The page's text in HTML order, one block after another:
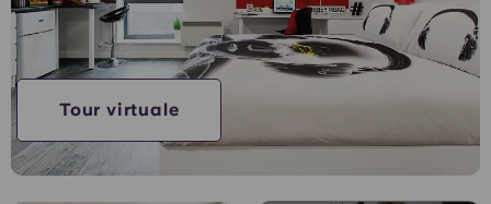
English (GB)
Chinese
Seleziona un paese
Seleziona una città
Prenota ora
Tour virtuale